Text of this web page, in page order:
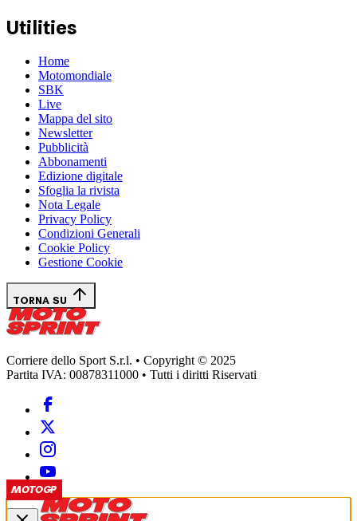
MOTOGP
Utilities
Home
Motomondiale
SBK
Live
Mappa del sito
Newsletter
Pubblicità
Abbonamenti
Edizione digitale
Sfoglia la rivista
Nota Legale
Privacy Policy
Condizioni Generali
Cookie Policy
Gestione Cookie
TORNA SU
Corriere dello Sport S.r.l. • Copyright © 2025
Partita IVA: 00878311000 • Tutti i diritti Riservati